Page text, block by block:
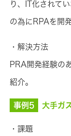
り、IT化されて
の為にRPAを開
・解決方法
PRA開発経験の
紹介。
事例5 大手ガ
・課題